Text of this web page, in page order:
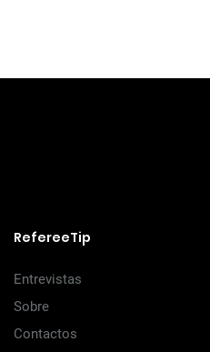
RefereeTip
Entrevistas
Sobre
Contactos